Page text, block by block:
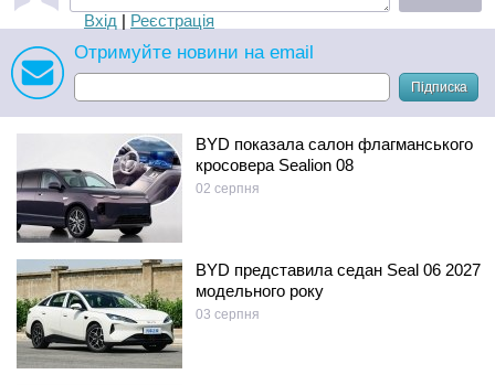
Вхід | Реєстрація
Отримуйте новини на email
Підписка
BYD показала салон флагманського
кросовера Sealion 08
02 серпня
BYD представила седан Seal 06 2027
модельного року
03 серпня